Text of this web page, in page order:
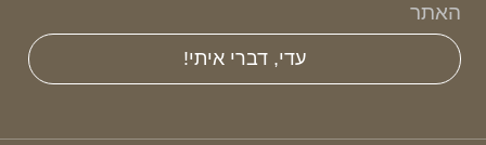
האתר
עדי, דברי איתי!